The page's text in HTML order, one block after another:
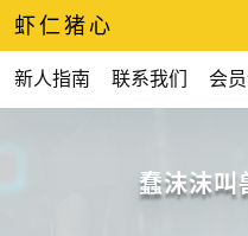
虾仁猪心
新人指南 联系我们 会
蠢沫沫叫